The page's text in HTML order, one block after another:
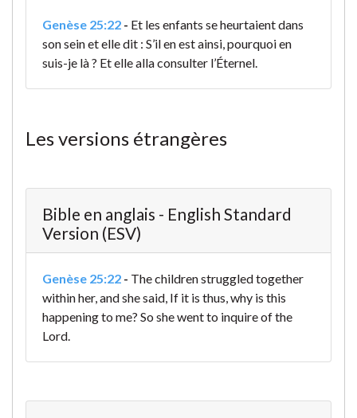
Genèse 25:22 - Et les enfants se heurtaient dans
son seinet elle dit : S’il en est ainsi, pourquoi en
suis-je là ? Et elle alla consulter l’Éternel.
Les versions étrangères
Bible en anglais - English Standard
Version (ESV)
Genèse 25:22 - The children struggled together
within her, and she said, If it is thus, why is this
happening to me? So she went to inquire of the
Lord.